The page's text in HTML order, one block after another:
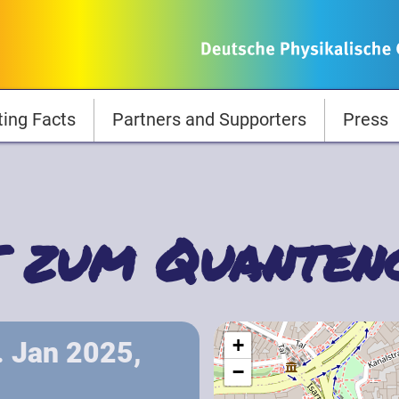
Facts Partners and Supporters Press
Jan 2025,
+
−